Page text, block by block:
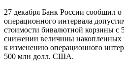
27 декабря Банк России сообщил
операционного интервала
стоимости бивалютной корзины с
снижении величины
к изменению операционного
500 млн долл. США.